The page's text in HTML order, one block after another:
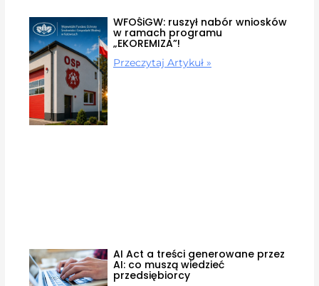
WFOŚiGW: ruszył nabór wniosków
w ramach programu
„EKOREMIZA”!
Przeczytaj Artykuł »
AI Act a treści generowane przez
AI: co muszą wiedzieć
przedsiębiorcy